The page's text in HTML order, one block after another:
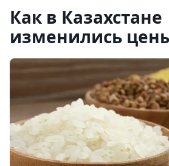
Как в Казахстане
изменились